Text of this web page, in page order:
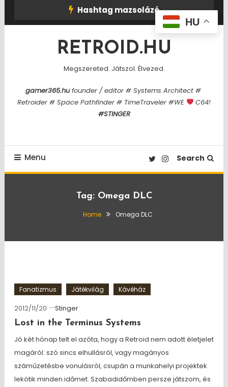
Hashtag mazsolázó
RETROID.HU
Megszereted. Játszol. Élvezed.
gamer365.hufounder / editor # Systems Architect #
Retroider # Space Pathfinder # TimeTraveler #WE
C64!
#STINGER
Menu Search
Tag: Omega DLC
Home Omega DLC
Fanatizmus Játékvilág Kávéház
2012/11/20
Stinger
Lost in the Terminus Systems
Jó két hónap telt el azóta, hogy a Retroid nem adott életjelet
magáról: szó sincs elhullásról, vagy magányos
száműzetésbe vonulásról, csupán a munkahelyi projektek
lekötik minden időmet. Szabadidőmben persze játszom, és
HU